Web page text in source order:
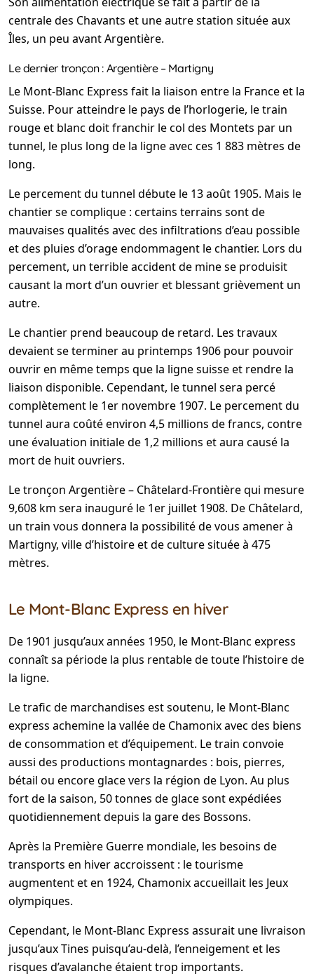
centrale des Chavants et une autre station située aux
Îles, un peu avant Argentière.
Le dernier tronçon : Argentière – Martigny
Le Mont-Blanc Express fait la liaison entre la France et la
Suisse. Pour atteindre le pays de l’horlogerie, le train
rouge et blanc doit franchir le col des Montets par un
tunnel, le plus long de la ligne avec ces 1 883 mètres de
long.
Le percement du tunnel débute le 13 août 1905. Mais le
chantier se complique : certains terrains sont de
mauvaises qualités avec des infiltrations d’eau possible
et des pluies d’orage endommagent le chantier. Lors du
percement, un terrible accident de mine se produisit
causant la mort d’un ouvrier et blessant grièvement un
autre.
Le chantier prend beaucoup de retard. Les travaux
devaient se terminer au printemps 1906 pour pouvoir
ouvrir en même temps que la ligne suisse et rendre la
liaison disponible. Cependant, le tunnel sera percé
complètement le 1er novembre 1907. Le percement du
tunnel aura coûté environ 4,5 millions de francs, contre
une évaluation initiale de 1,2 millions et aura causé la
mort de huit ouvriers.
Le tronçon Argentière – Châtelard-Frontière qui mesure
9,608 km sera inauguré le 1er juillet 1908. De Châtelard,
un train vous donnera la possibilité de vous amener à
Martigny, ville d’histoire et de culture située à 475
mètres.
Le Mont-Blanc Express en hiver
De 1901 jusqu’aux années 1950, le Mont-Blanc express
connaît sa période la plus rentable de toute l’histoire de
la ligne.
Le trafic de marchandises est soutenu, le Mont-Blanc
express achemine la vallée de Chamonix avec des biens
de consommation et d’équipement. Le train convoie
aussi des productions montagnardes : bois, pierres,
bétail ou encore glace vers la région de Lyon. Au plus
fort de la saison, 50 tonnes de glace sont expédiées
quotidiennement depuis la gare des Bossons.
Après la Première Guerre mondiale, les besoins de
transports en hiver accroissent : le tourisme
augmentent et en 1924, Chamonix accueillait les Jeux
olympiques.
Cependant, le Mont-Blanc Express assurait une livraison
jusqu’aux Tines puisqu’au-delà, l’enneigement et les
risques d’avalanche étaient trop importants.